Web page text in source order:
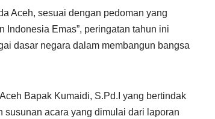
Aceh, sesuai dengan pedoman yang
Indonesia Emas”, peringatan tahun ini
dasar negara dalam membangun bangsa
Bapak Kumaidi, S.Pd.I yang bertindak
acara yang dimulai dari laporan